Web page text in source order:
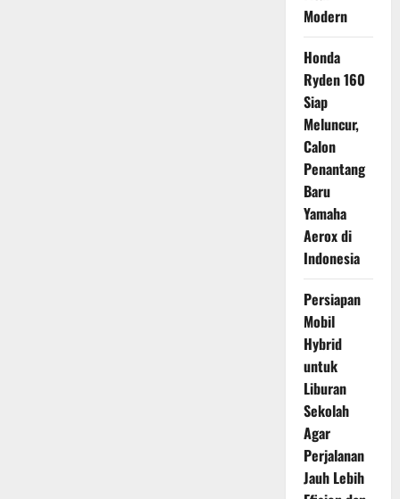
Modern
Honda
Ryden 160
Siap
Meluncur,
Calon
Penantang
Baru
Yamaha
Aerox di
Indonesia
Persiapan
Mobil
Hybrid
untuk
Liburan
Sekolah
Agar
Perjalanan
Jauh Lebih